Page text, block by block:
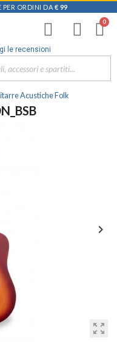
ORDINI DA € 99
le recensioni
Acustiche Folk
zoom_out_map
